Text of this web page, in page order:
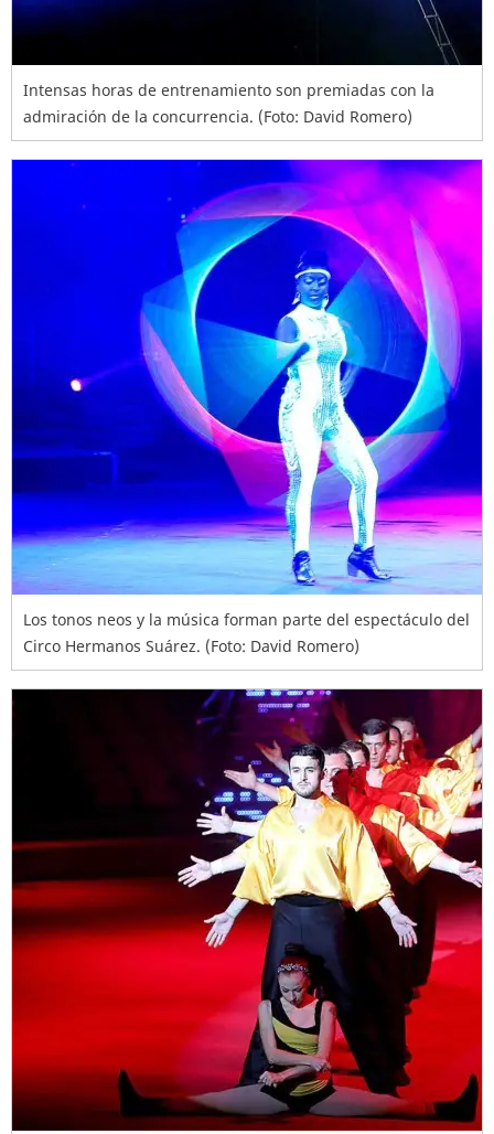
Intensas horas de entrenamiento son premiadas con la
admiración de la concurrencia. (Foto: David Romero)
Los tonos neos y la música forman parte del espectáculo del
Circo Hermanos Suárez. (Foto: David Romero)